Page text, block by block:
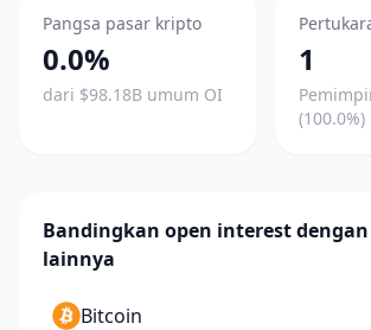
Pangsa pasar kripto
0.0%
dari $98.18B umum OI
1
(100.0%)
Bandingkan open interest
lainnya
Bitcoin